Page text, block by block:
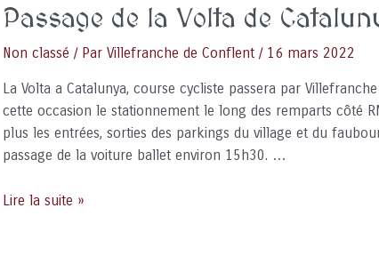
Passage de la Volta de
Non classé / Par Villefranche de Conflent / 16 mars 2022
La Volta a Catalunya, course cycliste passera par
cette occasion le stationnement le long des remparts côté
plus les entrées, sorties des parkings du village et du
passage de la voiture ballet environ 15h30. …
Passage
Lire la suite »